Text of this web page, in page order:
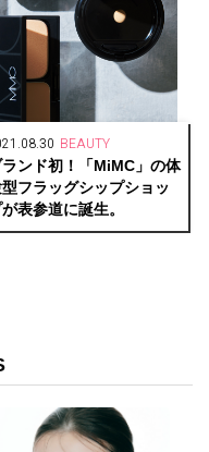
BEAUTY
ランド初！「MiMC」の体
フラッグシップショッ
表参道に誕生。